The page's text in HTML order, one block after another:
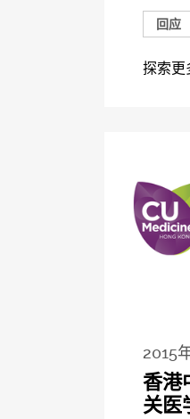
回应
探索更
2015
香港
关医